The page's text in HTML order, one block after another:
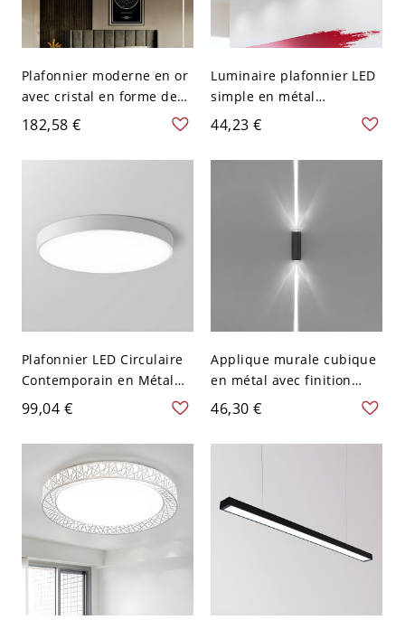
Plafonnier moderne en or
avec cristal en forme de
cercle et abat-jour en
verre clair - 110 V-120 V
59,69 cm
182,58 €
Luminaire plafonnier LED
simple en métal
cylindrique pour couloir -
Noir 110 V-120 V
44,23 €
Plafonnier LED Circulaire
Contemporain en Métal
Luminaire Encastré pour
Chambre - Blanc 110 V-
120 V 22,86 cm Blanc
99,04 €
Applique murale cubique
en métal avec finition
noire minimaliste à deux
têtes, équipée d'un
éclairage LED blanc vers
le haut et vers le bas
46,30 €